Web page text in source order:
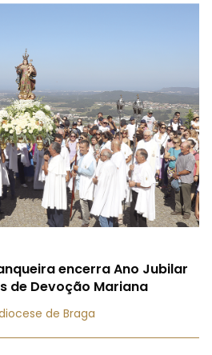
encerra Ano Jubilar
de Devoção Mariana
de Braga